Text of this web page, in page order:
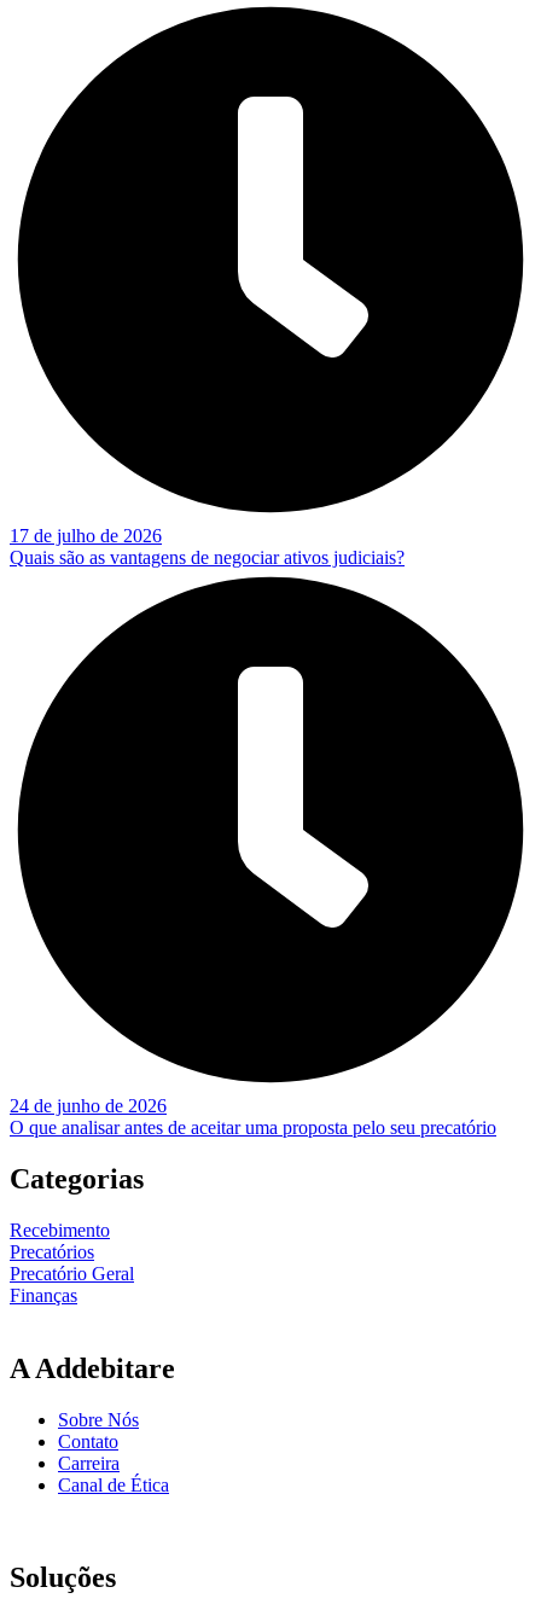
17 de julho de 2026
Quais são as vantagens de negociar ativos judiciais?
24 de junho de 2026
O que analisar antes de aceitar uma proposta pelo seu precatório
Categorias
Recebimento
Precatórios
Precatório Geral
Finanças
A Addebitare
Sobre Nós
Contato
Carreira
Canal de Ética
Soluções